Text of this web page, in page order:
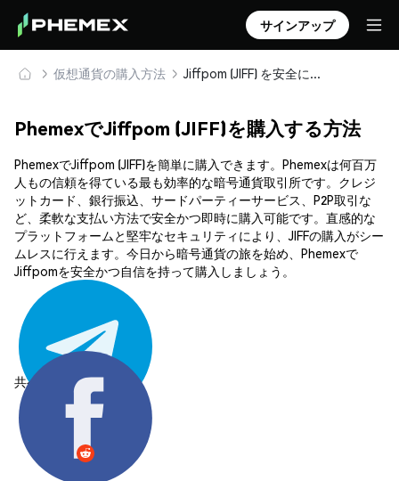
サインアップ
仮想通貨の購入方法 Jiffpom (JIFF) を安全に購入・保管
PhemexでJiffpom (JIFF)を購入する方法
PhemexでJiffpom (JIFF)を簡単に購入できます。Phemexは何百万
人もの信頼を得ている最も効率的な暗号通貨取引所です。クレジ
ットカード、銀行振込、サードパーティーサービス、P2P取引な
ど、柔軟な支払い方法で安全かつ即時に購入可能です。直感的な
プラットフォームと堅牢なセキュリティにより、JIFFの購入がシー
ムレスに行えます。今日から暗号通貨の旅を始め、Phemexで
Jiffpomを安全かつ自信を持って購入しましょう。
共有する: